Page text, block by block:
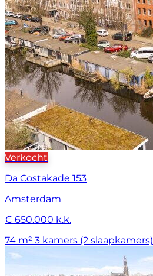
Verkocht
Da Costakade 153
Amsterdam
€ 650.000 k.k.
74 m² 3 kamers (2 slaapkamers)